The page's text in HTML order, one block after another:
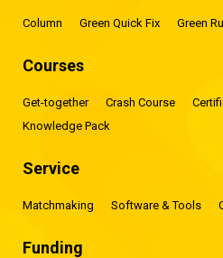
Column Green Quick Fix Green
Courses
Get-together Crash Course
Knowledge Pack
Service
Matchmaking Software & Tools
Funding